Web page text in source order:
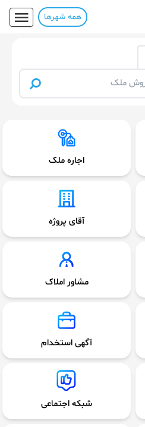
همه شهرها
اجاره ملک
آقای پروژه
مشاور املاک
آگهی استخدام
شبکه اجتماعی